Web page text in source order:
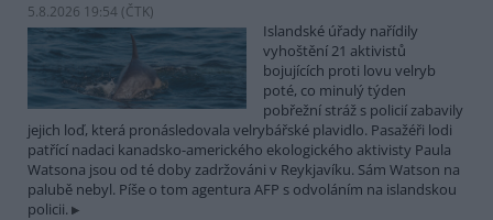
5.8.2026 19:54 (ČTK)
Islandské úřady nařídily
vyhoštění 21 aktivistů
bojujících proti lovu velryb
poté, co minulý týden
pobřežní stráž s policií zabavily
jejich loď, která pronásledovala velrybářské plavidlo. Pasažéři lodi
patřící nadaci kanadsko-amerického ekologického aktivisty Paula
Watsona jsou od té doby zadržováni v Reykjavíku. Sám Watson na
palubě nebyl. Píše o tom agentura AFP s odvoláním na islandskou
policii.